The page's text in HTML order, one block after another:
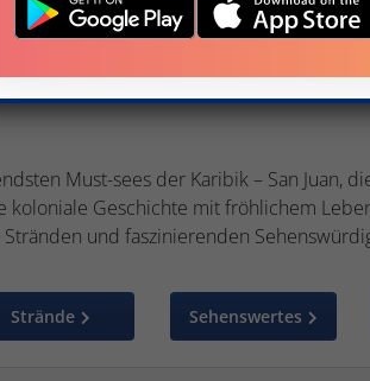
Must-sees der Karibik – San Juan,
koloniale Geschichte mit fröhlichem
und faszinierenden
Strände Sehenswertes